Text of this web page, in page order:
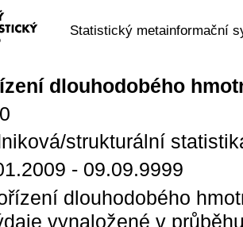
Statistický metainformační
dlouhodobého
strukturální
- 09.09.9999
dlouhodobého
vynaložené v